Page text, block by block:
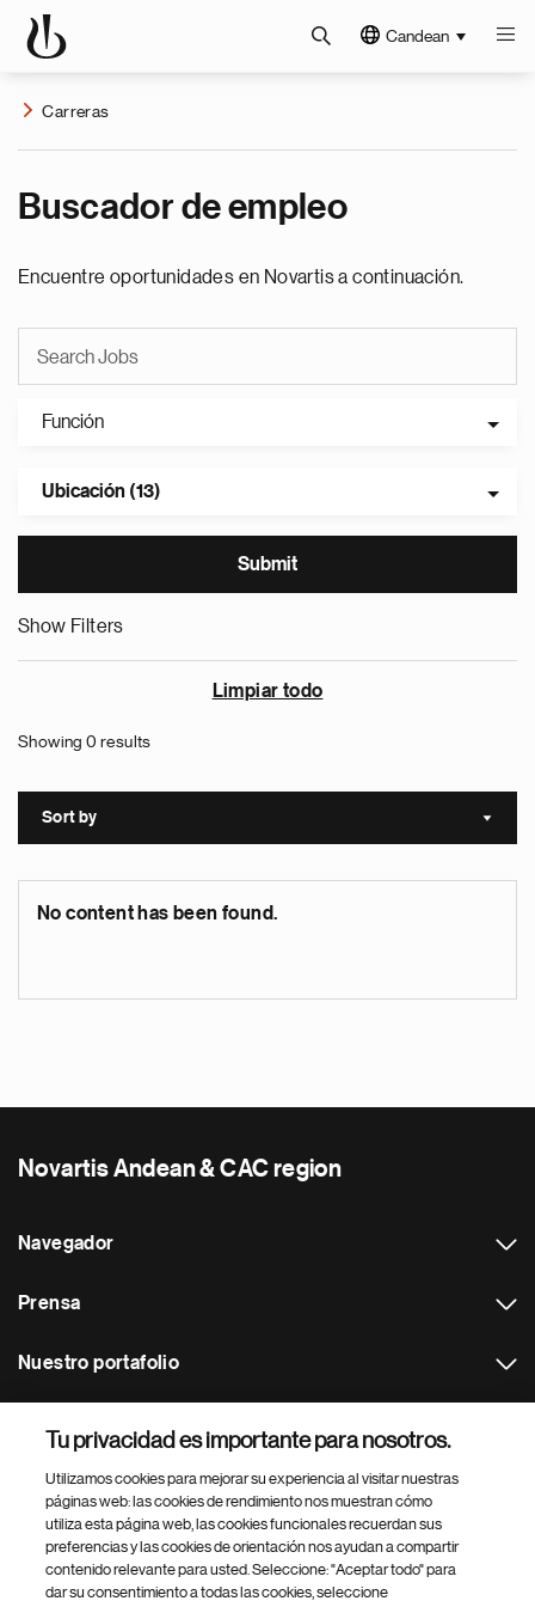
Candean
Carreras
Buscador de empleo
Encuentre oportunidades en Novartis a continuación.
Función
Ubicación (13)
Show Filters
Limpiar todo
Showing 0 results
Sort by Sort
No content has been found.
Novartis Andean & CAC region
Navegador
Prensa
Nuestro portafolio
Footer Site Search
Tu privacidad es importante para nosotros.
Utilizamos cookies para mejorar su experiencia al visitar nuestras
páginas web: las cookies de rendimiento nos muestran cómo
utiliza esta página web, las cookies funcionales recuerdan sus
preferencias y las cookies de orientación nos ayudan a compartir
contenido relevante para usted. Seleccione: "Aceptar todo" para
dar su consentimiento a todas las cookies, seleccione